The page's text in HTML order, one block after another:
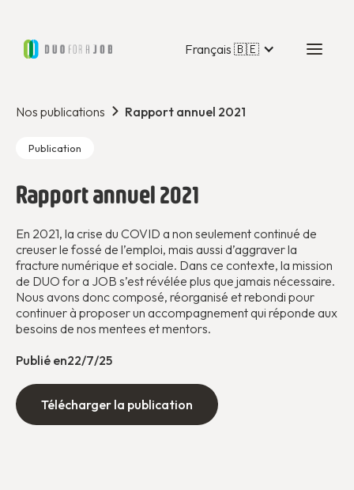
Français 🇧🇪
Nos publications Rapport annuel 2021
Publication
Rapport annuel 2021
En 2021, la crise du COVID a non seulement continué de
creuser le fossé de l’emploi, mais aussi d’aggraver la
fracture numérique et sociale. Dans ce contexte, la mission
de DUO for a JOB s’est révélée plus que jamais nécessaire.
Nous avons donc composé, réorganisé et rebondi pour
continuer à proposer un accompagnement qui réponde aux
besoins de nos mentees et mentors.
Publié en22/7/25
Télécharger la publication